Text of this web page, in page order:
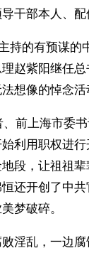
干部本人、
持的有预谋
赵紫阳继任
想像的悼念活
前上海市委
利用职权进
段，让祖祖
还开创了中
梦破碎。
淫乱，一边